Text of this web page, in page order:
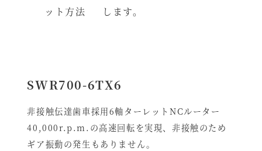
ット方法
します。
SWR700-6TX6
非接触伝達歯車採用6軸ターレットNCルーター
40,000r.p.m.の高速回転を実現、非接触のため
ギア振動の発生もありません。